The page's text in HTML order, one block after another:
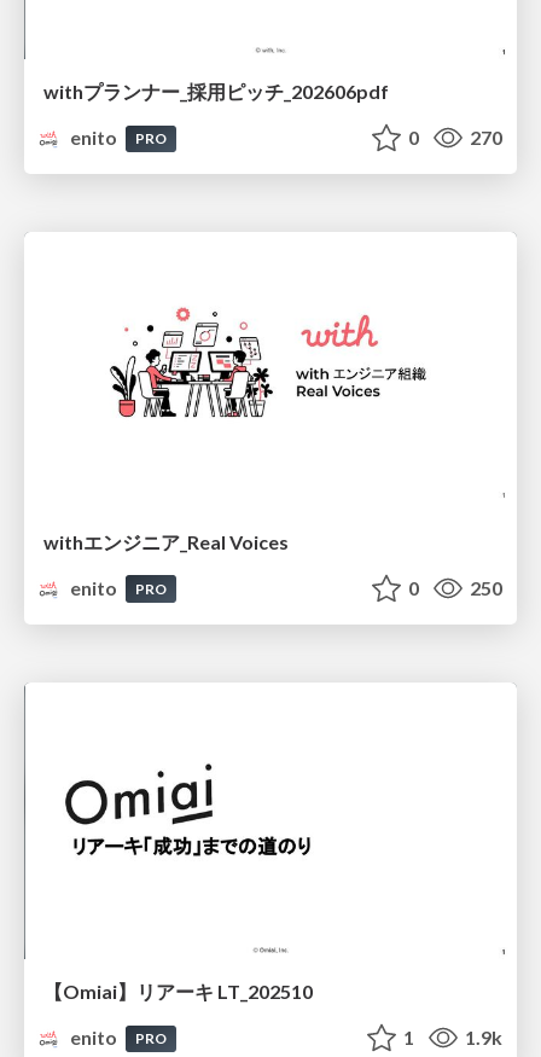
withプランナー_採用ピッチ_202606pdf
enito
PRO 0 270
withエンジニア_Real Voices
enito
PRO 0 250
【Omiai】リアーキ LT_202510
enito
PRO 1 1.9k